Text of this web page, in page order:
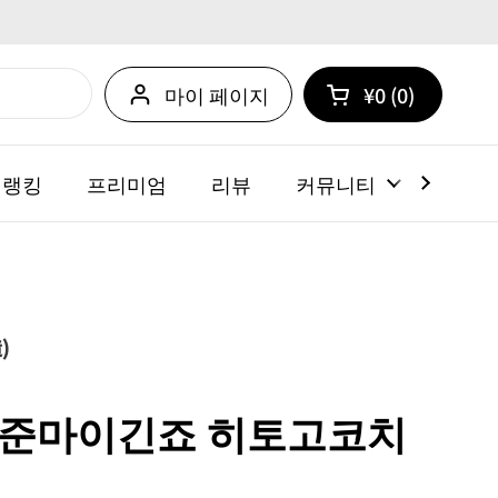
마이 페이지 카트 열기
쇼핑 카트 총계:
¥0 0
카트 내에 제품
킹 프리미엄 리뷰 커뮤니티
마이긴죠 히토고코치